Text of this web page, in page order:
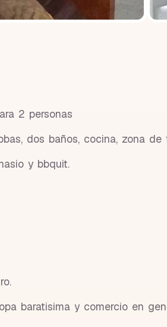
2 personas
dos baños, cocina, zona de
y bbquit.
baratisima y comercio en